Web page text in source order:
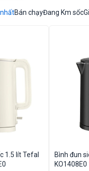
Bán chạyĐang Km sốc
1.5 lít Tefal
Bình đun
KO1408E0